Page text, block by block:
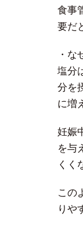
食事
要だ
・な
塩分
分を
に増
妊娠
を与
くく
この
りや